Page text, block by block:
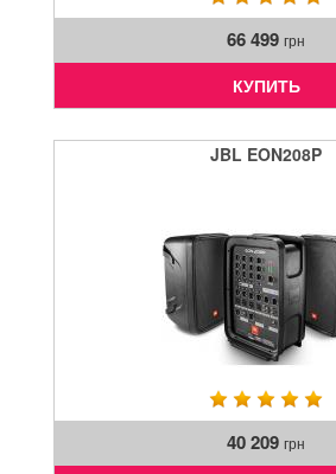
66 499 грн
КУПИТЬ
JBL EON208P
40 209 грн